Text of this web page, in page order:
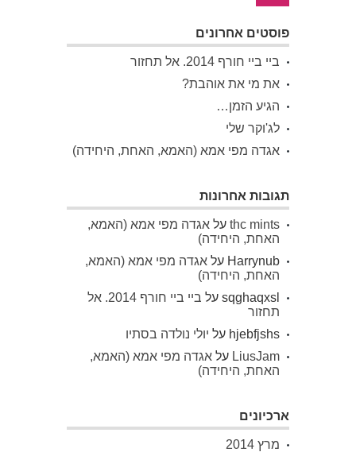
פוסטים אחרונים
ביי ביי חורף 2014. אל תחזור
את מי את אוהבת?
הגיע הזמן…
לג'וקר שלי
אגדה מפי אמא (האמא, האחת, היחידה)
תגובות אחרונות
thc mints על אגדה מפי אמא (האמא,
האחת, היחידה)
Harrynub על אגדה מפי אמא (האמא,
האחת, היחידה)
sqghaqxsl על
ביי ביי חורף 2014. אל
תחזור
hjebfjshs על יולי נולדה בסתיו
LiusJam על אגדה מפי אמא (האמא,
האחת, היחידה)
ארכיונים
מרץ 2014